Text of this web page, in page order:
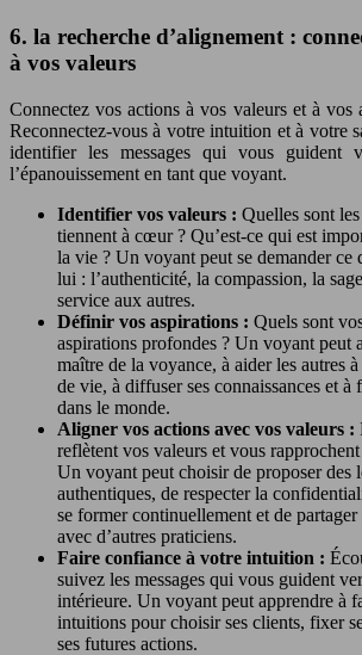
6. la recherche d’alignement :
à vos valeurs
Connectez vos actions à vos valeurs et à vos
Reconnectez-vous à votre intuition et à votre
identifier les messages qui vous guident
l’épanouissement en tant que voyant.
Identifier vos valeurs : Quelles sont
tiennent à cœur ? Qu’est-ce qui est
la vie ? Un voyant peut se demander ce
lui : l’authenticité, la compassion, la
service aux autres.
Définir vos aspirations : Quels sont
aspirations profondes ? Un voyant peut
maître de la voyance, à aider les autres
de vie, à diffuser ses connaissances et à
dans le monde.
Aligner vos actions avec vos valeurs :
reflètent vos valeurs et vous
Un voyant peut choisir de proposer des
authentiques, de respecter la
se former continuellement et de partager
avec d’autres praticiens.
Faire confiance à votre intuition :
suivez les messages qui vous guident
intérieure. Un voyant peut apprendre à
intuitions pour choisir ses clients, fixer
ses futures actions.